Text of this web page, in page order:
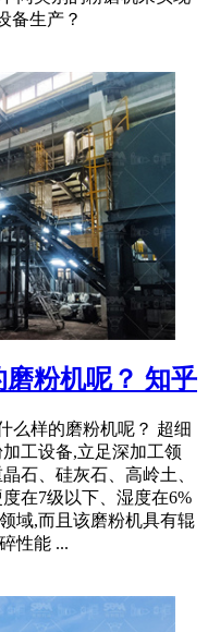
备生产？
粉机呢？ 知乎
么样的磨粉机呢？ 超细
工设备,立足深加工领
石、硅灰石、高岭土、
在7级以下、湿度在6%
域,而且该磨粉机具有辊
性能 ...